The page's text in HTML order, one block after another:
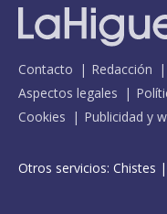
Contacto Redacción
Aspectos legales
Cookies
Publicidad y
Otros servicios: Chistes |